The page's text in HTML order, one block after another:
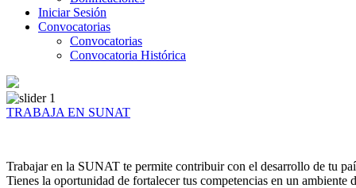
Iniciar Sesión
Convocatorias
Convocatorias
Convocatoria Histórica
TRABAJA EN SUNAT
Trabajar en la SUNAT te permite contribuir con el desarrollo de tu
Tienes la oportunidad de fortalecer tus competencias en un ambiente